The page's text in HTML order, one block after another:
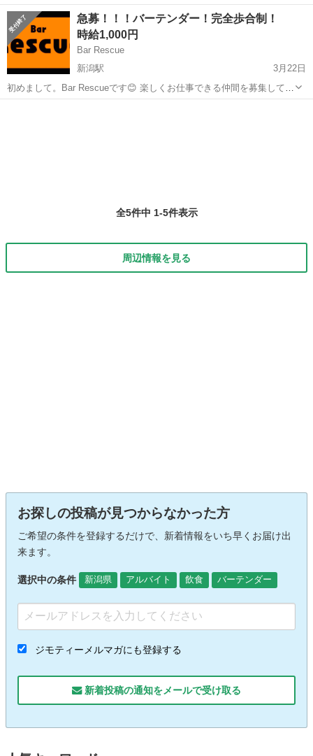
す！ 接客業なので明るく元気な方なら男女問わず大歓迎です！ お酒飲
むので 20歳以上の方お酒が好きな方 一緒に楽しく働いてみませんか？
少しでも気になったら...
新潟 新潟市 バーテンダー
急募！！！バーテンダー！完全歩合制！
時給1,000円
Bar Rescue
新潟駅
3月22日
初めまして。Bar Rescueです😊 楽しくお仕事できる仲間を募集してま
す！ お酒を作ってお客様に提供するお仕事です。 お酒が詳しくなくて
全5件中 1-5件表示
周辺情報を見る
お探しの投稿が見つからなかった方
ご希望の条件を登録するだけで、新着情報をいち早くお届け出
来ます。
選択中の条件 新潟県 アルバイト 飲食 バーテンダー
ジモティーメルマガにも登録する
新着投稿の通知をメールで受け取る